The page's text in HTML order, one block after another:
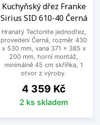
Kuchyňský dřez Franke
Sirius SID 610-40 Černá
Hranatý Tectonite jednodřez,
provedení Černá, rozměr 430
x 530 mm, vana 371 x 385 x
200 mm, horní montáž,
minimálně 45 cm skříňka, 1
otvor z výroby.
Cena
4 359 Kč
2 ks skladem